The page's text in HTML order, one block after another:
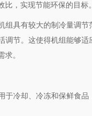
比，实现节能环保的目标。
组具有较大的制冷量调节
调节。这使得机组能够适
求。
于冷却、冷冻和保鲜食